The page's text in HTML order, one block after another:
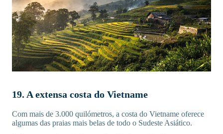
19. A extensa costa do Vietname
Com mais de 3.000 quilómetros, a costa do Vietname oferece
algumas das praias mais belas de todo o Sudeste Asiático.